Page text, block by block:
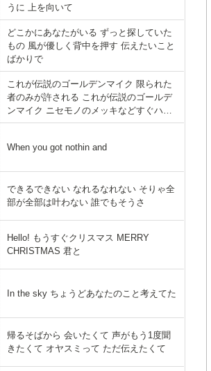
うに 上を向いて
どこかにあなたがいる ずっと探していた
もの 風が優しく背中を押す 伝えたいこと
ばかりで
,般若
これが伝説のゴールデンマイク 限られた
者のみが許される これが伝説のゴールデ
ンマイク ニセモノのメッキなどすぐハゲ
る これが伝説のゴールデンマイク
When you got nothin and
できるできない なれるなれない そりゃ全
部が全部は叶わない 誰でもそうさ
Hello! もうすぐクリスマス MERRY
CHRISTMAS 君と
David"The Future"
In the sky ちょうどあなたのこと考えてた
帰るそばから 会いたくて 声がもう1度聞
きたくて オヤスミって ただ伝えたくて